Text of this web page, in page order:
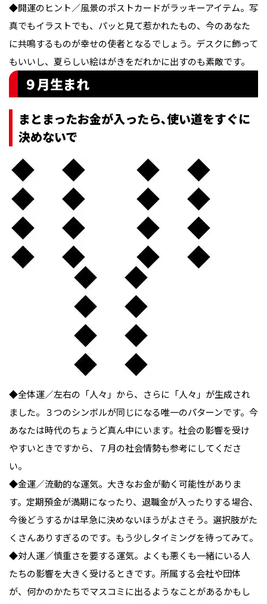
◆開運のヒント／風景のポストカードがラッキーアイテム。写
真でもイラストでも、パッと見て惹かれたもの、今のあなた
に共鳴するものが幸せの使者となるでしょう。デスクに飾って
もいいし、夏らしい絵はがきをだれかに出すのも素敵です。
９月生まれ
まとまったお金が入ったら､使い道をすぐに
決めないで
◆全体運／左右の「人々」から、さらに「人々」が生成され
ました。３つのシンボルが同じになる唯一のパターンです。今
あなたは時代のちょうど真ん中にいます。社会の影響を受け
やすいときですから、７月の社会情勢も参考にしてくださ
い。
◆金運／流動的な運気。大きなお金が動く可能性がありま
す。定期預金が満期になったり、退職金が入ったりする場合、
今後どうするかは早急に決めないほうがよさそう。選択肢がた
くさんありすぎるのです。もう少しタイミングを待ってみて。
◆対人運／慎重さを要する運気。よくも悪くも一緒にいる人
たちの影響を大きく受けるときです。所属する会社や団体
が、何かのかたちでマスコミに出るようなことがあるかもし